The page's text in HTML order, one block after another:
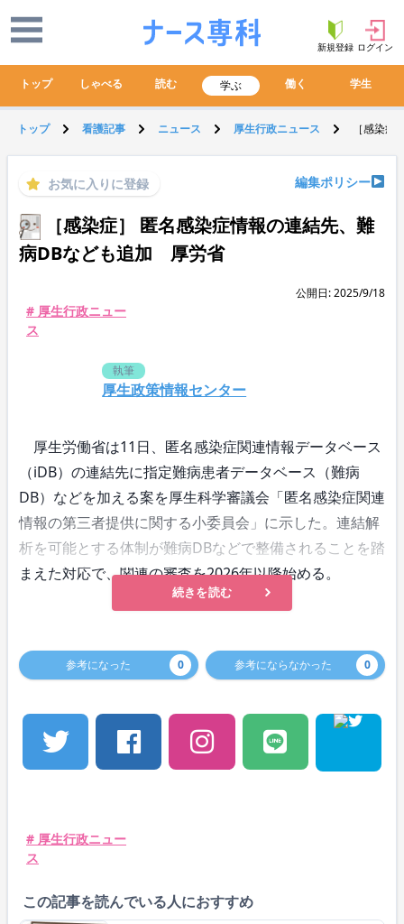
新規登録 ログイン
トップ しゃべる 読む 学ぶ 働く 学生
トップ 看護記事 ニュース 厚生行政ニュース ［感染
お気に入りに登録 編集ポリシー
［感染症］ 匿名感染症情報の連結先、難
病DBなども追加 厚労省
公開日: 2025/9/18
# 厚生行政ニュー
ス
執筆
厚生政策情報センター
厚生労働省は11日、匿名感染症関連情報データベース
（iDB）の連結先に指定難病患者データベース（難病
DB）などを加える案を厚生科学審議会「匿名感染症関連
情報の第三者提供に関する小委員会」に示した。連結解
析を可能とする体制が難病DBなどで整備されることを踏
まえた対応で、関連の審査を2026年以降始める。
続きを読む
参考になった 0 参考にならなかった 0
# 厚生行政ニュー
ス
この記事を読んでいる人におすすめ